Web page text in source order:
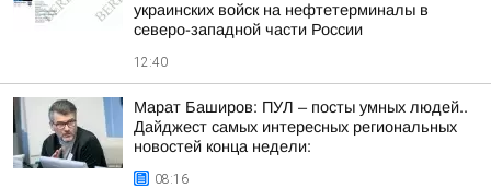
украинских войск на нефтетерминалы в
северо-западной части России
12:40
Марат Баширов: ПУЛ – посты умных людей..
Дайджест самых интересных региональных
новостей конца недели:
08:16